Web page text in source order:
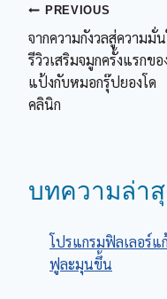
Post
navigation
PREVIOUS
จากความกังวลสู่ความมั่น
รีวิวเสริมจมูกครั้งแรกขอ
แป้งกับหมอกรุ๊ปยองโด
คลินิก
บทความล่า
โปรแกรมฟิลเลอร์แ
ฟูละมุนขึ้น